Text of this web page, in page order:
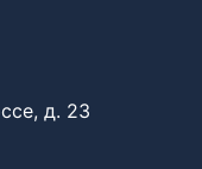
д. 23